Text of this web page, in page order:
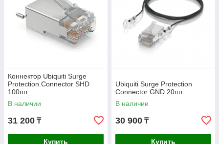
Коннектор Ubiquiti Surge
Protection Connector SHD
100шт.
В наличии
31 200 ₸
Купить
Ubiquiti Surge Protection
Connector GND 20шт
В наличии
30 900 ₸
Купить